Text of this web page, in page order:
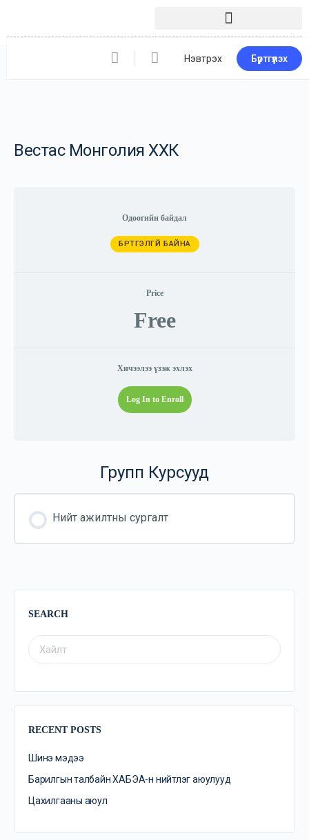
Нэвтрэх Бүртгүүлэх
Вестас Монголия ХХК
Одоогийн байдал
БҮРТГЭЛГҮЙ БАЙНА
Price
Free
Хичээлээ үзэж эхлэх
Log In to Enroll
Групп Курсууд
Нийт ажилтны сургалт
SEARCH
RECENT POSTS
Шинэ мэдээ
Барилгын талбайн ХАБЭА-н нийтлэг аюулууд
Цахилгааны аюул